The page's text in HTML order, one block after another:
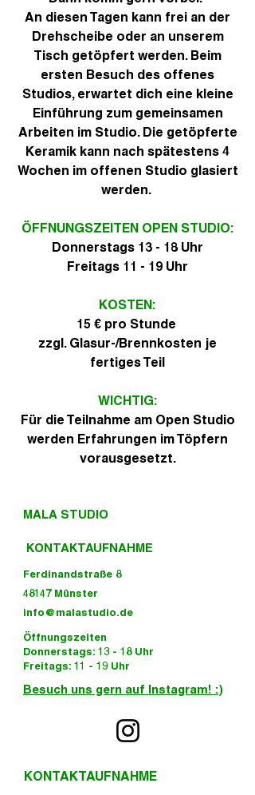
An diesen Tagen kann frei an der
Drehscheibe oder an unserem
Tisch getöpfert werden. Beim
ersten Besuch des offenes
Studios, erwartet dich eine kleine
Einführung zum gemeinsamen
Arbeiten im Studio. Die getöpferte
Keramik kann nach spätestens 4
Wochen im offenen Studio glasiert
werden.
ÖFFNUNGSZEITEN OPEN STUDIO:
Donnerstags 13 - 18 Uhr
Freitags 11 - 19 Uhr
KOSTEN:
15 € pro Stunde
zzgl. Glasur-/Brennkosten je
fertiges Teil
WICHTIG:
Für die Teilnahme am Open Studio
werden Erfahrungen im Töpfern
vorausgesetzt.
MALA STUDIO
KONTAKTAUFNAHME
Ferdinandstraße 8
48147 Münster
info@malastudio.de
Öffnungszeiten
Donnerstags: 13 - 18 Uhr
Freitags: 11 - 19 Uhr
Besuch uns gern auf Instagram! :)
KONTAKTAUFNAHME